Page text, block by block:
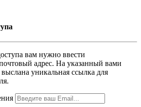
вам нужно ввести
адрес. На указанный вами
уникальная ссылка для